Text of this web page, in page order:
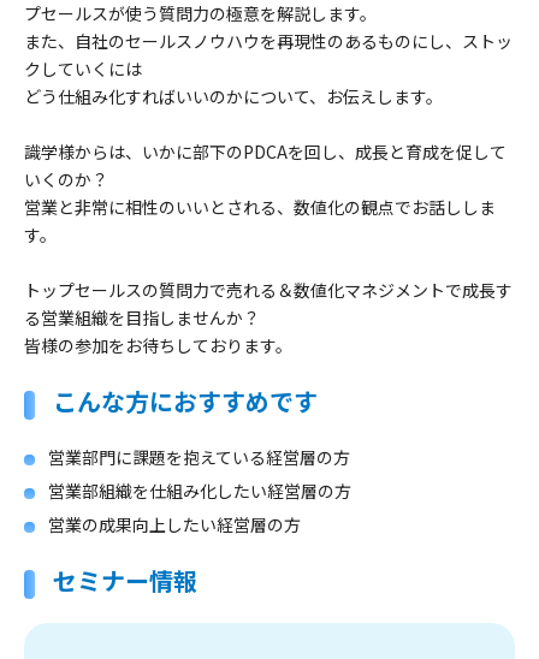
プセールスが使う質問力の極意を解説します。
また、自社のセールスノウハウを再現性のあるものにし、ストッ
クしていくには
どう仕組み化すればいいのかについて、お伝えします。
識学様からは、いかに部下のPDCAを回し、成長と育成を促して
いくのか？
営業と非常に相性のいいとされる、数値化の観点でお話ししま
す。
トップセールスの質問力で売れる＆数値化マネジメントで成長す
る営業組織を目指しませんか？
皆様の参加をお待ちしております。
こんな方におすすめです
営業部門に課題を抱えている経営層の方
営業部組織を仕組み化したい経営層の方
営業の成果向上したい経営層の方
セミナー情報